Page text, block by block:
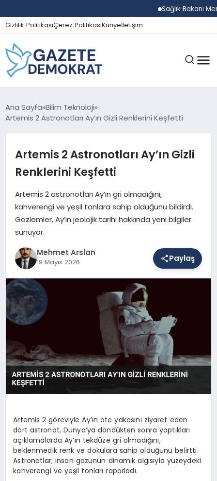
Sağlık Bakanı
Gizlilik PolitikasıÇerez PolitikasıKünyeİletişim
GÜNDEM
SPOR
SAĞLIK
EĞITIM
DÜNYA
YAŞAM
Ana Sayfa Bilim Teknoloji
Artemis 2 Astronotları Ay’ın Gizli Renklerini Keşfetti
Artemis 2 Astronotları Ay’ın Gizli
Renklerini Keşfetti
Artemis 2 astronotları Ay’ın gri olmadığını,
kahverengi ve yeşil tonlara sahip olduğunu bildirdi.
Gözlemler, Ay’ın jeolojik tarihi hakkında yeni bilgiler
sunuyor.
Mehmet Arslan
19 Mayıs 2026 Paylaş
Artemis 2 göreviyle Ay’ın öte yakasını ziyaret eden
dört astronot, Dünya’ya döndükten sonra yaptıkları
açıklamalarda Ay’ın tekdüze gri olmadığını,
beklenmedik renk ve dokulara sahip olduğunu belirtti.
Astronotlar, insan gözünün dinamik algısıyla yüzeydeki
kahverengi ve yeşil tonları raporladı.